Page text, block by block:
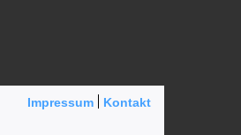
Impressum
Kontakt